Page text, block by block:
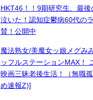
HKT46！！9期研究生、最
泣いた！認知症鬱病60代の
賛！公開中
魔法熟女/美魔女ッ娘メグみ
ッフルステーションMAX！
映画三昧老後生活！（無職
め速報Z)]